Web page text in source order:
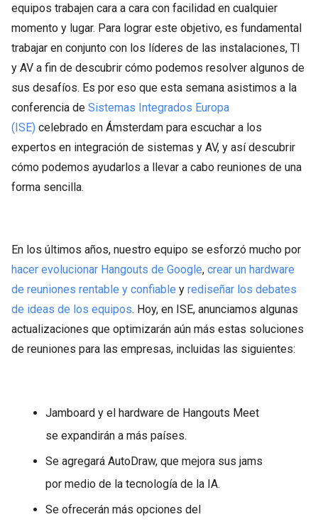
equipos trabajen cara a cara con facilidad en cualquier
momento y lugar. Para lograr este objetivo, es fundamental
trabajar en conjunto con los líderes de las instalaciones, TI
y AV a fin de descubrir cómo podemos resolver algunos de
sus desafíos. Es por eso que esta semana asistimos a la
conferencia de Sistemas Integrados Europa
(ISE) celebrado en Ámsterdam para escuchar a los
expertos en integración de sistemas y AV, y así descubrir
cómo podemos ayudarlos a llevar a cabo reuniones de una
forma sencilla.
En los últimos años, nuestro equipo se esforzó mucho por
hacer evolucionar Hangouts de Google, crear un hardware
de reuniones rentable y confiable y rediseñar los debates
de ideas de los equipos. Hoy, en ISE, anunciamos algunas
actualizaciones que optimizarán aún más estas soluciones
de reuniones para las empresas, incluidas las siguientes:
Jamboard y el hardware de Hangouts Meet
se expandirán a más países.
Se agregará AutoDraw, que mejora sus jams
por medio de la tecnología de la IA.
Se ofrecerán más opciones del